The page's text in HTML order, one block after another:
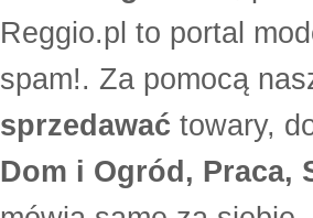
Reggio.pl to portal
spam!. Za pomocą
sprzedawać towary,
Dom i Ogród, Praca,